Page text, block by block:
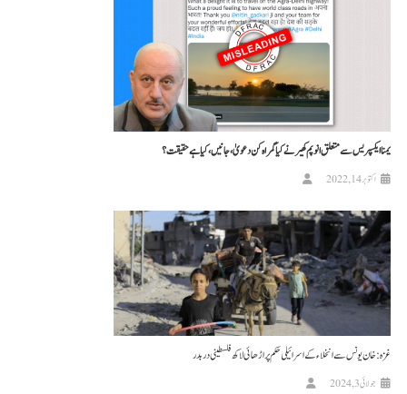
یمنا ایکسپریس سے متعلق انوپم کھیر نے کیا گمراہ کن دعویٰ، جانیں، کیا ہے حقیقت؟
اکتوبر 14, 2022
غزہ: خان یونس سے انخلاء کے اسرائیلی حکم پر اڑھائی لاکھ فلسطینی دربدر
جولائی 3, 2024